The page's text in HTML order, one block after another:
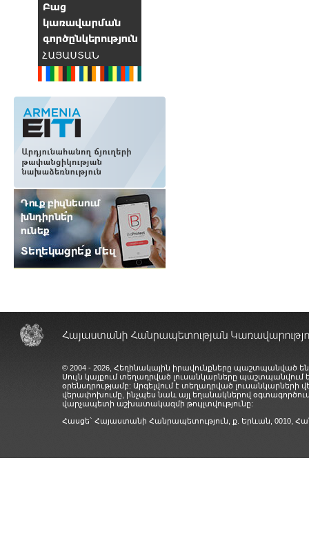
© 2004 - 2026, Հեղինակային իրավունքները պաշտպանված
Սույն կայքում տեղադրված լուսանկարները
օրենսդրությամբ: Արգելվում է տեղադրված
վերափոխումը, ինչպես նաև այլ եղանակներով
վարչապետի աշխատակազմի թույլտվությունը:
Հասցե` Հայաստանի Հանրապետություն, ք. Երևան, 0010,